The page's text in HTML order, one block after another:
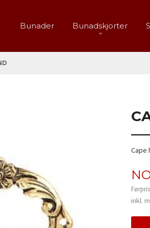
Bunader Bunadskjorter
Cape
inkl.